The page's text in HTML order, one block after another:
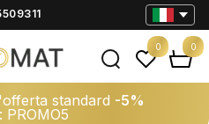
standard -5%
PROMO5
0 0